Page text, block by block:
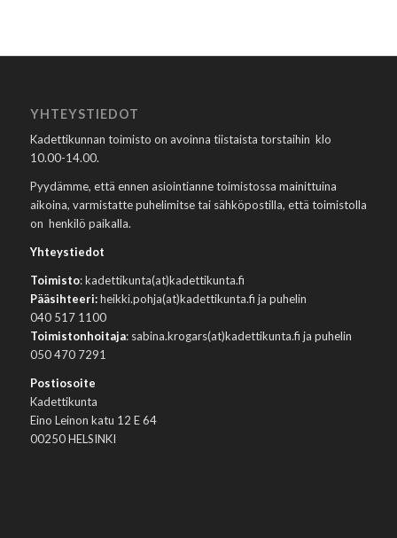
YHTEYSTIEDOT
Kadettikunnan toimisto on avoinna tiistaista torstaihin klo
10.00-14.00.
Pyydämme, että ennen asiointianne toimistossa mainittuina
aikoina, varmistatte puhelimitse tai sähköpostilla, että toimistolla
on henkilö paikalla.
Yhteystiedot
Toimisto: kadettikunta(at)kadettikunta.fi
Pääsihteeri:heikki.pohja(at)kadettikunta.fi ja puhelin
040 517 1100
Toimistonhoitaja: sabina.krogars(at)kadettikunta.fi ja puhelin
050 470 7291
Postiosoite
Kadettikunta
Eino Leinon katu 12 E 64
00250 HELSINKI